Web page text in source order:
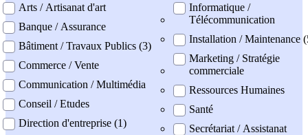
Arts / Artisanat d'art
Banque / Assurance
Bâtiment / Travaux Publics (3)
Commerce / Vente
Communication / Multimédia
Conseil / Etudes
Direction d'entreprise (1)
Informatique /
Télécommunication
Installation / Maintenance
Marketing / Stratégie
commerciale
Ressources Humaines
Santé
Secrétariat / Assistanat